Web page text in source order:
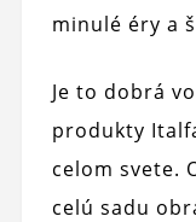
minulé éry a
Je to dobrá
produkty
celom svete.
celú sadu